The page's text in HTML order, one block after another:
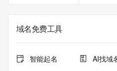
域名免费工具
智能起名 AI找域